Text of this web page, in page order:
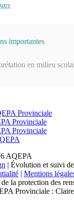
importantes
en milieu
Provinciale
Provinciale
Provinciale
AQEPA
| Évolution et suivi de
| Mentions
la protection des
Provinciale :